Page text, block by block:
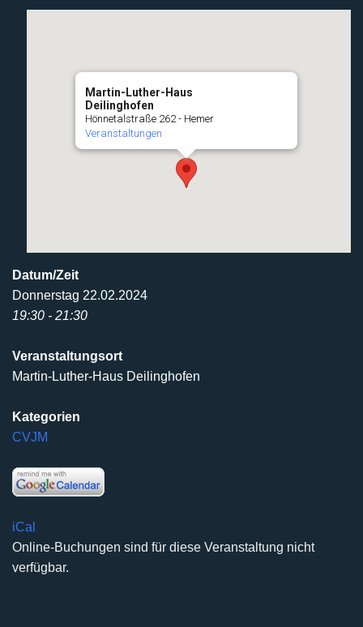
Martin-Luther-Haus
Deilinghofen
Hönnetalstraße 262 - Hemer
Veranstaltungen
Datum/Zeit
Donnerstag 22.02.2024
19:30 - 21:30
Veranstaltungsort
Martin-Luther-Haus Deilinghofen
Kategorien
CVJM
iCal
Online-Buchungen sind für diese Veranstaltung nicht
verfügbar.